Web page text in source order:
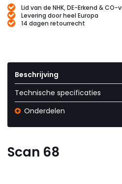
Lid van de NHK, DE-Erkend & CO-
Levering door heel Europa
14 dagen retourrecht
Beschrijving
Technische specificaties
Onderdelen
Scan 68